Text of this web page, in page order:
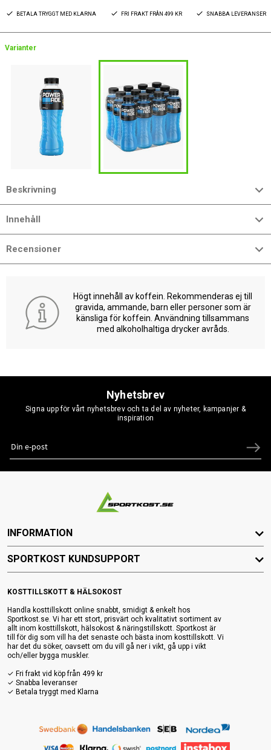
BETALA TRYGGT MED KLARNA FRI FRAKT FRÅN 499 KR SNABBA LEVERANSER
Varianter
Beskrivning
Innehåll
Recensioner
Högt innehåll av koffein. Rekommenderas ej till
gravida, ammande, barn eller personer som är
känsliga för koffein. Användning tillsammans
med alkoholhaltiga drycker avråds.
Nyhetsbrev
Signa upp för vårt nyhetsbrev och ta del av nyheter, kampanjer &
inspiration
KOSTTILLSKOTT & HÄLSOKOST
Handla kosttillskott online snabbt, smidigt & enkelt hos
Sportkost.se. Vi har ett stort, prisvärt och kvalitativt sortiment av
allt inom kosttillskott, hälsokost & näringstillskott. Sportkost är
till för dig som vill ha det senaste och bästa inom kosttillskott. Vi
har det du söker, oavsett om du vill gå ner i vikt, gå upp i vikt
och/eller bygga muskler.
✓ Fri frakt vid köp från 499 kr
✓ Snabba leveranser
✓ Betala tryggt med Klarna
INFORMATION
SPORTKOST KUNDSUPPORT